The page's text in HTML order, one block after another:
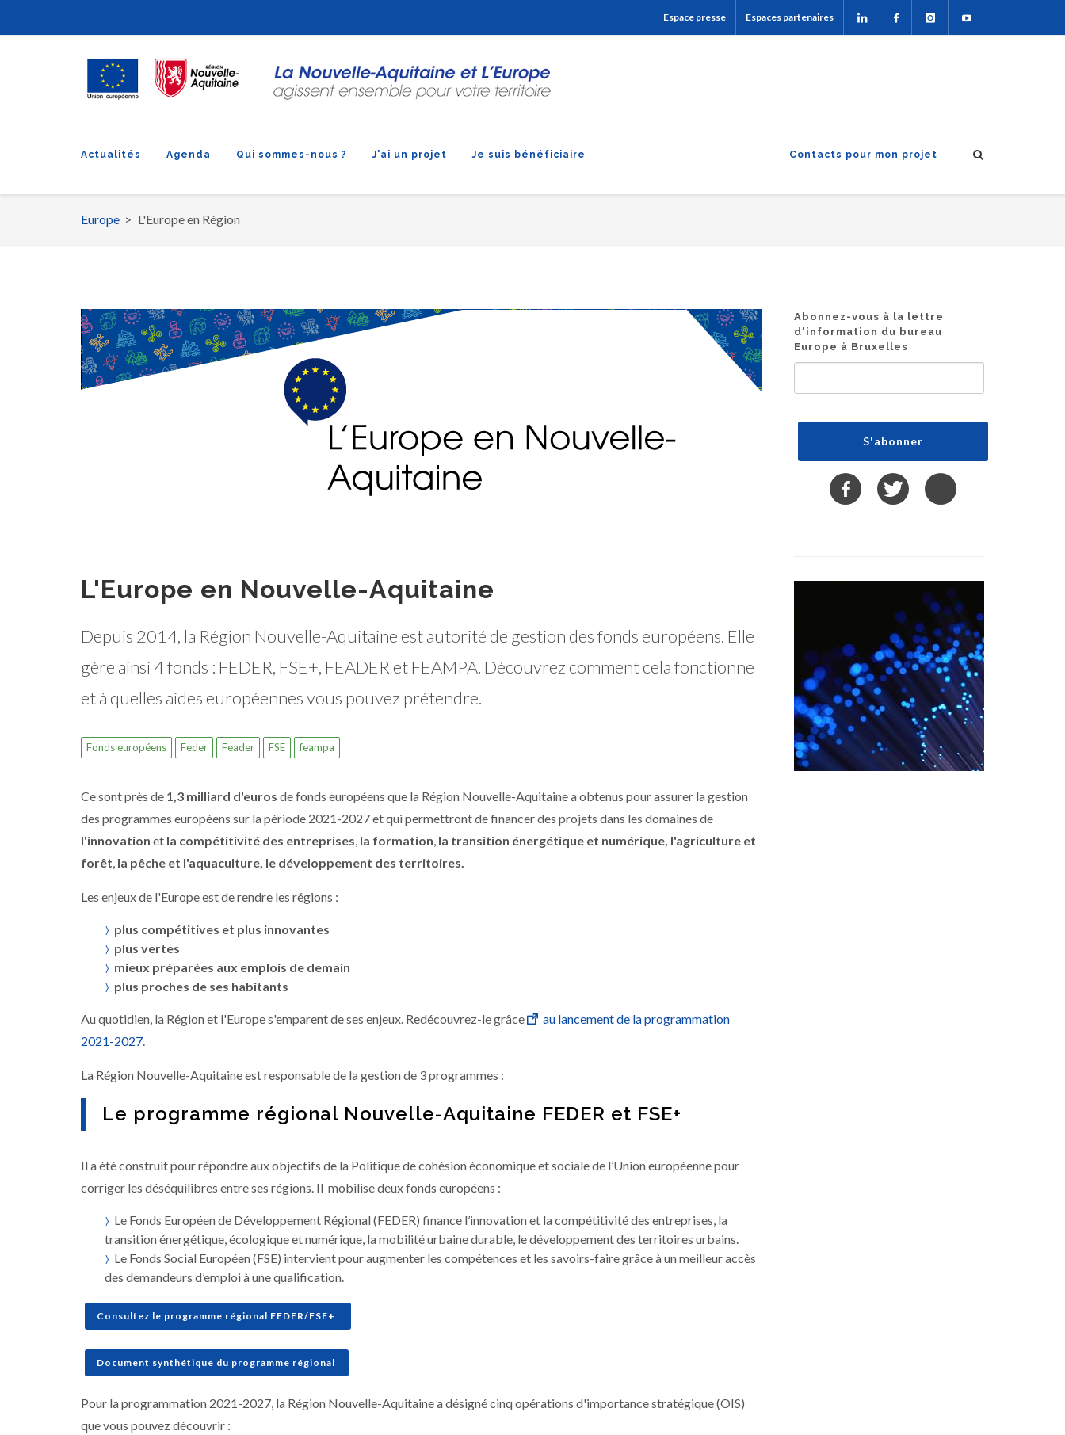
Espace presse Espaces partenaires
Actualités Agenda Qui sommes-nous ? J'ai un projet Je suis bénéficiaire Contacts pour mon projet
Fil
Europe L'Europe en Région
L'Europe en Nouvelle-Aquitaine
Depuis 2014, la Région Nouvelle-Aquitaine est autorité de gestion des fonds européens. Elle
gère ainsi 4 fonds : FEDER, FSE+, FEADER et FEAMPA. Découvrez comment cela fonctionne
et à quelles aides européennes vous pouvez prétendre.
Fonds européens Feder Feader FSE feampa
Ce sont près de 1,3 milliard d'euros de fonds européens que la Région Nouvelle-Aquitaine a obtenus pour assurer la gestion
des programmes européens sur la période 2021-2027 et qui permettront de financer des projets dans les domaines de
l'innovation et la compétitivité des entreprises, la formation, la transition énergétique et numérique, l'agriculture et
forêt, la pêche et l'aquaculture, le développement des territoires.
Les enjeux de l'Europe est de rendre les régions :
plus compétitives et plus innovantes
plus vertes
mieux préparées aux emplois de demain
plus proches de ses habitants
Au quotidien, la Région et l'Europe s'emparent de ses enjeux. Redécouvrez-le grâce
au lancement de la programmation
2021-2027.
La Région Nouvelle-Aquitaine est responsable de la gestion de 3 programmes :
Le programme régional Nouvelle-Aquitaine FEDER et FSE+
Il a été construit pour répondre aux objectifs de la Politique de cohésion économique et sociale de l’Union européenne pour
corriger les déséquilibres entre ses régions. Il mobilise deux fonds européens :
Le Fonds Européen de Développement Régional (FEDER) finance l’innovation et la compétitivité des entreprises, la
transition énergétique, écologique et numérique, la mobilité urbaine durable, le développement des territoires urbains.
Le Fonds Social Européen (FSE) intervient pour augmenter les compétences et les savoirs-faire grâce à un meilleur accès
des demandeurs d’emploi à une qualification.
Consultez le programme régional FEDER/FSE+
Document synthétique du programme régional
Pour la programmation 2021-2027, la Région Nouvelle-Aquitaine a désigné cinq opérations d'importance stratégique (OIS)
que vous pouvez découvrir :
Abonnez-vous à la lettre
d'information du bureau
Europe à Bruxelles